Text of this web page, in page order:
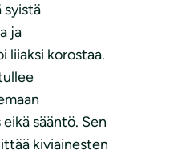
syistä
ja
liiaksi korostaa.
sääntö. Sen
kiviainesten